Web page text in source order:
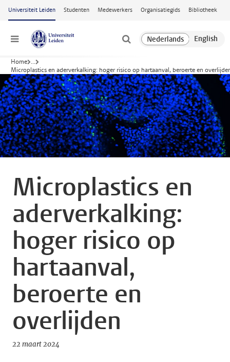
Ga naar hoofdinhoud
Universiteit Leiden Studenten Medewerkers Organisatiegids Bibliotheek
Menu
Home ...
Microplastics en aderverkalking: hoger risico op hartaanval, beroerte en
Microplastics en
aderverkalking:
hoger risico op
hartaanval,
beroerte en
overlijden
22 maart 2024